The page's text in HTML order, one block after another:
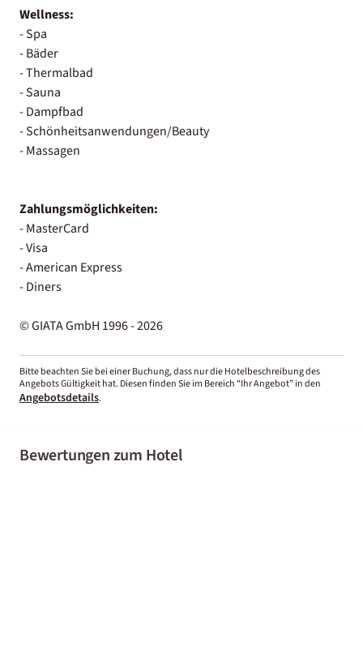
Wellness:
- Spa
- Bäder
- Thermalbad
- Sauna
- Dampfbad
- Schönheitsanwendungen/Beauty
- Massagen
Zahlungsmöglichkeiten:
- MasterCard
- Visa
- American Express
- Diners
© GIATA GmbH 1996 - 2026
Bitte beachten Sie bei einer Buchung, dass nur die Hotelbeschreibung des
Angebots Gültigkeit hat. Diesen finden Sie im Bereich “Ihr Angebot” in den
Angebotsdetails.
Bewertungen zum Hotel